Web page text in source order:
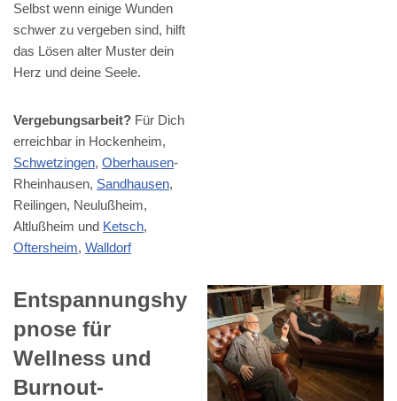
Selbst wenn einige Wunden
schwer zu vergeben sind, hilft
das Lösen alter Muster dein
Herz und deine Seele.
Vergebungsarbeit? Für Dich
erreichbar in Hockenheim,
Schwetzingen, Oberhausen-
Rheinhausen, Sandhausen,
Reilingen, Neulußheim,
Altlußheim und Ketsch,
Oftersheim, Walldorf
Entspannungshy
pnose für
Wellness und
Burnout-